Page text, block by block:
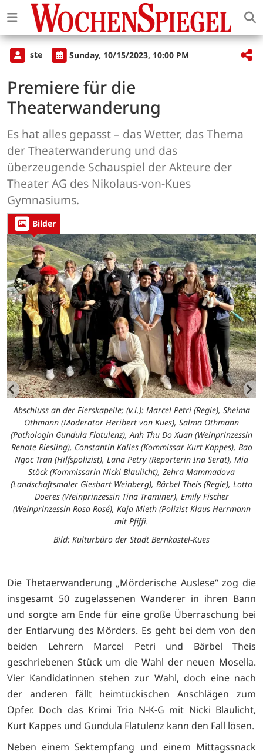
ste Sunday, 10/15/2023, 10:00 PM
Premiere für die
Theaterwanderung
Es hat alles gepasst – das Wetter, das Thema
der Theaterwanderung und das
überzeugende Schauspiel der Akteure der
Theater AG des Nikolaus-von-Kues
Gymnasiums.
Bilder
Abschluss an der Fierskapelle; (v.l.): Marcel Petri (Regie), Sheima
Othmann (Moderator Heribert von Kues), Salma Othmann
(Pathologin Gundula Flatulenz), Anh Thu Do Xuan (Weinprinzessin
Renate Riesling), Constantin Kalles (Kommissar Kurt Kappes), Bao
Ngoc Tran (Hilfspolizist), Lana Petry (Reporterin Ina Serat), Mia
Stöck (Kommissarin Nicki Blaulicht), Zehra Mammadova
(Landschaftsmaler Giesbart Weinberg), Bärbel Theis (Regie), Lotta
Doeres (Weinprinzessin Tina Traminer), Emily Fischer
(Weinprinzessin Rosa Rosé), Kaja Mieth (Polizist Klaus Herrmann
mit Pfiffi.
Bild: Kulturbüro der Stadt Bernkastel-Kues
Die Thetaerwanderung „Mörderische Auslese“ zog die
insgesamt 50 zugelassenen Wanderer in ihren Bann
und sorgte am Ende für eine große Überraschung bei
der Entlarvung des Mörders. Es geht bei dem von den
beiden Lehrern Marcel Petri und Bärbel Theis
geschriebenen Stück um die Wahl der neuen Mosella.
Vier Kandidatinnen stehen zur Wahl, doch eine nach
der anderen fällt heimtückischen Anschlägen zum
Opfer. Doch das Krimi Trio N-K-G mit Nicki Blaulicht,
Kurt Kappes und Gundula Flatulenz kann den Fall lösen.
Neben einem Sektempfang und einem Mittagssnack